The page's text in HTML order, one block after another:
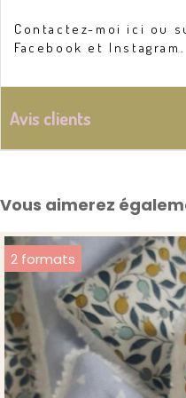
Contactez-moi ici ou
Facebook et Instagram.
Avis clients
Vous aimerez